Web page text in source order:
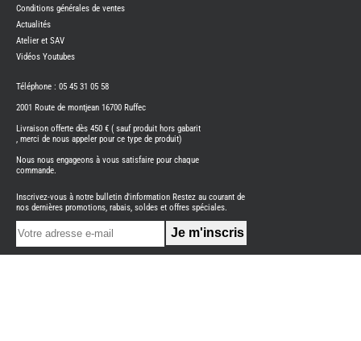
CARADO
CAMPING-
ITINEO
CAMPING-
OCCASION
CARADO
NEUFS
FOURGON
BENIMAR
FOURGON
Conditions générales de ventes
Actualités
Atelier et SAV
Vidéos Youtubes
Téléphone : 05 45 31 05 58
2001 Route de montjean 16700 Ruffec
Livraison offerte dès 450 € ( sauf produit hors gabarit
, merci de nous appeler pour ce type de produit)
Nous nous engageons à vous satisfaire pour chaque
commande.
Inscrivez-vous à notre bulletin d'information Restez au courant de
nos dernières promotions, rabais, soldes et offres spéciales.